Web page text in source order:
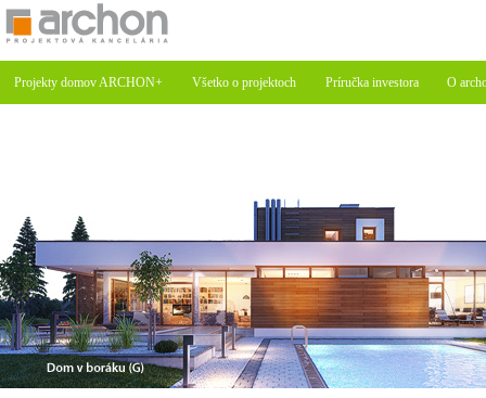
Projekty domov ARCHON+ Všetko o projektoch Príručka investora O